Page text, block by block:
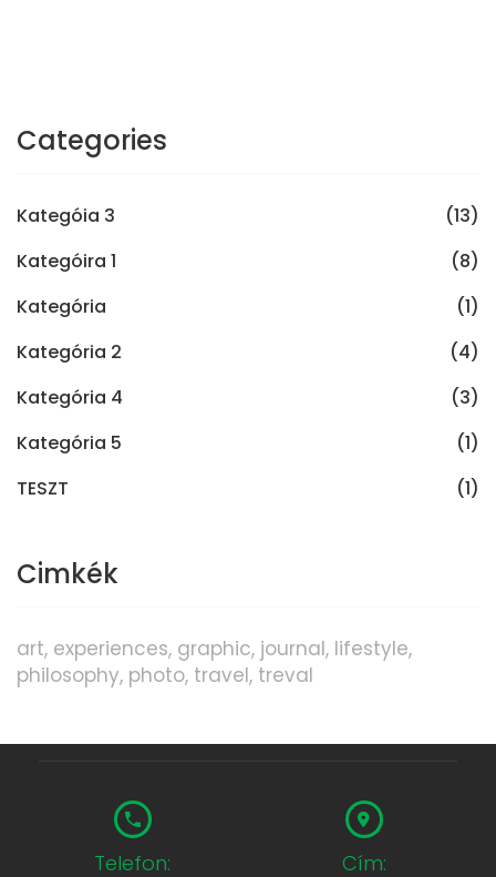
Categories
Kategóia 3
(13)
Kategóira 1
(8)
Kategória
(1)
Kategória 2
(4)
Kategória 4
(3)
Kategória 5
(1)
TESZT
(1)
Cimkék
art experiences graphic journal lifestyle
philosophy photo travel treval
Telefon: Cím: